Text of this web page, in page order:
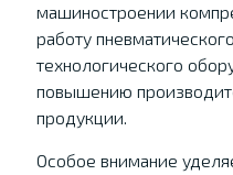
машиностроении
работу
технологического
повышению
продукции.
Особое внимание